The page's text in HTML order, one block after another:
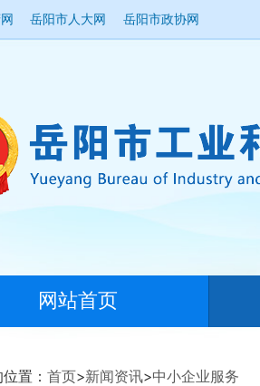
岳阳市人大网 岳阳市政协网
网站首页
置： 首页>新闻资讯>中小企业服务